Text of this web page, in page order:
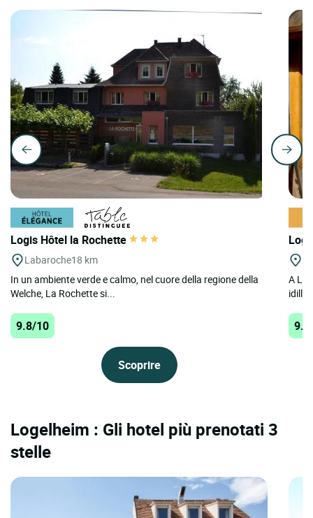
Logis Hôtel la Rochette
Labaroche18 km
In un ambiente verde e calmo, nel cuore della regione della
Welche, La Rochette si...
9.8/10
Scoprire
A Le
Logelheim : Gli hotel più prenotati 3
stelle